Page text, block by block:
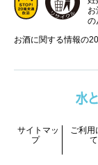
お
の
お酒に関する情報の
サイトマッ
プ
ご利用
て